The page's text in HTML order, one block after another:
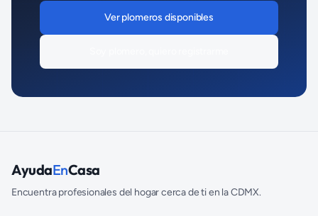
Verplomeros disponibles
AyudaEnCasa
Encuentra profesionales del hogar cerca de ti en la CDMX.